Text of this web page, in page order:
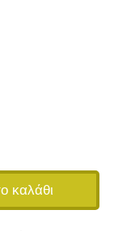
καλάθι